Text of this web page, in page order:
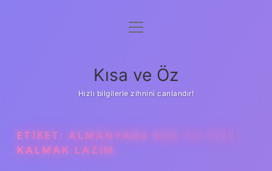
Anasayfa
Yasal Uyarı
menüyü
Kısa ve Öz
Hızlı bilgilerle zihnini canlandır!
ETIKET: ALMANYADA KAÇ YIL EVLI
KALMAK LAZIM